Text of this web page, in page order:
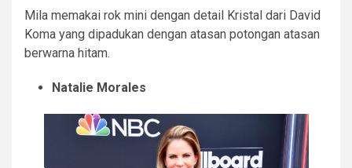
Mila memakai rok mini dengan detail Kristal dari David
Koma yang dipadukan dengan atasan potongan atasan
berwarna hitam.
Natalie Morales